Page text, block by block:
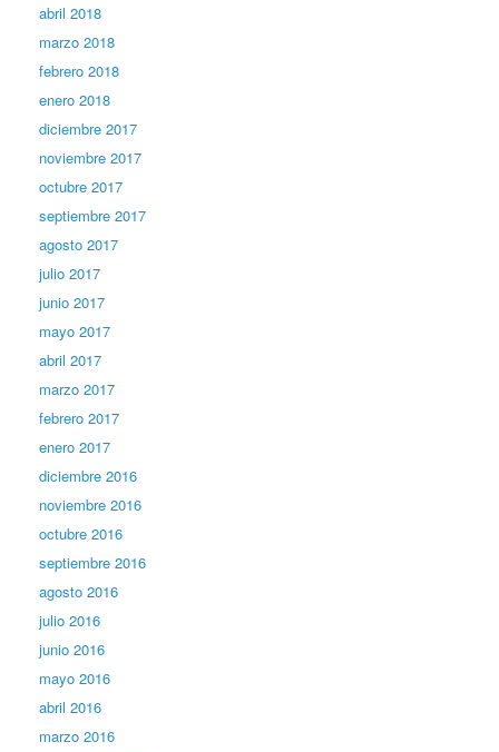
abril 2018
marzo 2018
febrero 2018
enero 2018
diciembre 2017
noviembre 2017
octubre 2017
septiembre 2017
agosto 2017
julio 2017
junio 2017
mayo 2017
abril 2017
marzo 2017
febrero 2017
enero 2017
diciembre 2016
noviembre 2016
octubre 2016
septiembre 2016
agosto 2016
julio 2016
junio 2016
mayo 2016
abril 2016
marzo 2016